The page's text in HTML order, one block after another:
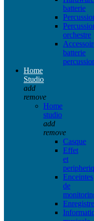
batterie
orchestre
batterie
Home
Studio
add
remove
Home
studio
add
remove
Casque
Effet
et
Enceintes
de